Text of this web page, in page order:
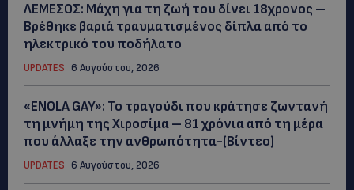
ΛΕΜΕΣΟΣ: Μάχη για τη ζωή του δίνει 18χρονος –
Βρέθηκε βαριά τραυματισμένος δίπλα από το
ηλεκτρικό του ποδήλατο
UPDATES 6 Αυγούστου, 2026
«ENOLA GAY»: Το τραγούδι που κράτησε ζωντανή
τη μνήμη της Χιροσίμα – 81 χρόνια από τη μέρα
που άλλαξε την ανθρωπότητα-(Bίντεο)
UPDATES 6 Αυγούστου, 2026